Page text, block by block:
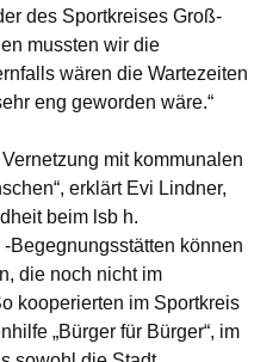
des Sportkreises Groß-
mussten wir die
wären die Wartezeiten
eng geworden wäre.“
mit kommunalen
erklärt Evi Lindner,
beim lsb h.
Begegnungsstätten können
die noch nicht im
kooperierten im Sportkreis
„Bürger für Bürger“, im